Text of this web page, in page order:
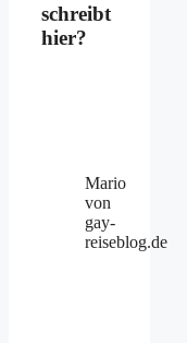
schreibt
hier?
Mario
von
gay-
reiseblog.de